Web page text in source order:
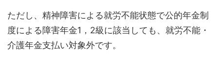
ただし、精神障害による就労不能状態で公的年金制
度による障害年金1，2級に該当しても、就労不能・
介護年金支払い対象外です。